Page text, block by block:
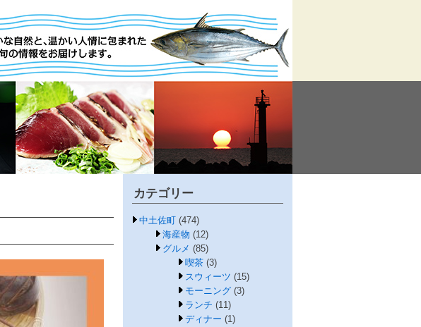
カテゴリー
中土佐町 (474)
海産物 (12)
グルメ (85)
喫茶 (3)
スウィーツ (15)
モーニング (3)
ランチ (11)
ディナー (1)